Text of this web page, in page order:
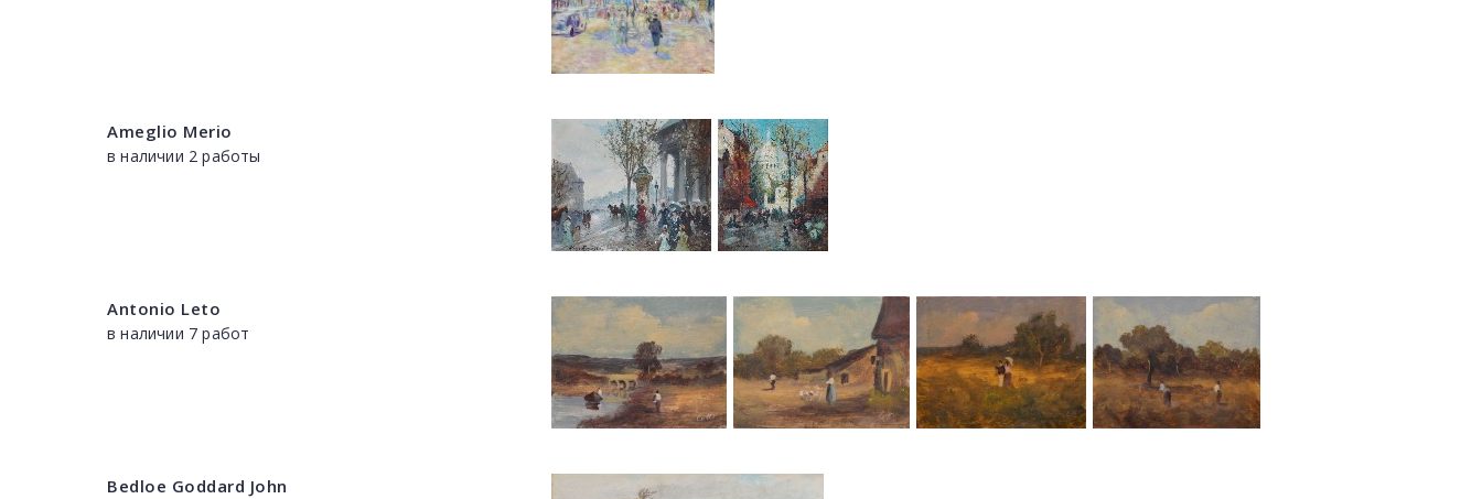
Ameglio Merio
в наличии 2 работы
Antonio Leto
в наличии 7 работ
Bedloe Goddard John